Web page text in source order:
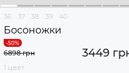
36 37 38 39 40
Босоножки
3449
6898 грн
1 цвет